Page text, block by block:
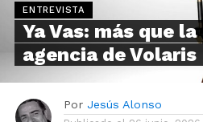
ENTREVISTA
Ya Vas: más que la
agencia de Volaris
Por Jesús Alonso